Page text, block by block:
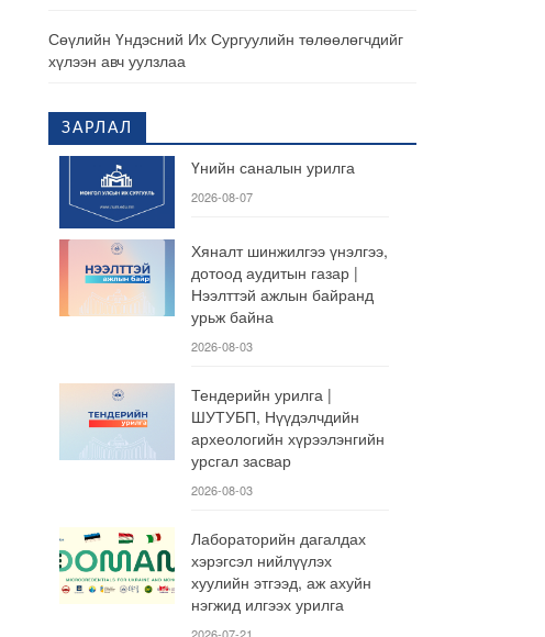
Сөүлийн Үндэсний Их Сургуулийн төлөөлөгчдийг
хүлээн авч уулзлаа
ЗАРЛАЛ
Үнийн саналын урилга
2026-08-07
Хяналт шинжилгээ үнэлгээ,
дотоод аудитын газар |
Нээлттэй ажлын байранд
урьж байна
2026-08-03
Тендерийн урилга |
ШУТУБП, Нүүдэлчдийн
археологийн хүрээлэнгийн
урсгал засвар
2026-08-03
Лабораторийн дагалдах
хэрэгсэл нийлүүлэх
хуулийн этгээд, аж ахуйн
нэгжид илгээх урилга
2026-07-21